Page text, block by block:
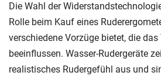
Die Wahl der
Rolle beim Kauf eines
verschiedene Vorzüge bietet, die
beeinflussen. Wasser-Rudergeräte
realistisches Rudergefühl aus und